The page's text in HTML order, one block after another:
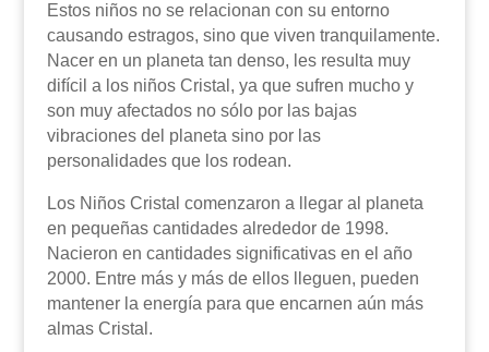
Estos niños no se relacionan con su entorno
causando estragos, sino que viven tranquilamente.
Nacer en un planeta tan denso, les resulta muy
difícil a los niños Cristal, ya que sufren mucho y
son muy afectados no sólo por las bajas
vibraciones del planeta sino por las
personalidades que los rodean.
Los Niños Cristal comenzaron a llegar al planeta
en pequeñas cantidades alrededor de 1998.
Nacieron en cantidades significativas en el año
2000. Entre más y más de ellos lleguen, pueden
mantener la energía para que encarnen aún más
almas Cristal.